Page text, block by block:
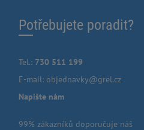
Potřebujete poradit?
Tel.: 730 511 199
E-mail: objednavky@grel.cz
Napište nám
99% zákazníků doporučuje náš